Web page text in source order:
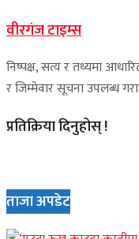
वीरगंज टाइम्स
निष्पक्ष, सत्य र तथ्यमा
र जिम्मेवार सूचना उपलब्ध
प्रतिक्रिया दिनुहोस् !
ताजा अपडेट